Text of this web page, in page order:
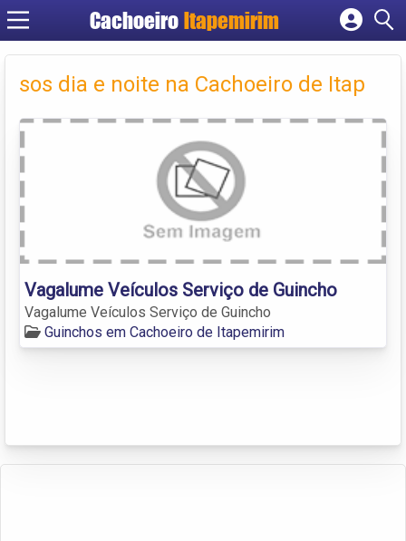
Cachoeiro Itapemirim
Cadastrar empresa
Criar conta
sos dia e noite na Cachoeiro de Itap
Vagalume Veículos Serviço de Guincho
Vagalume Veículos Serviço de Guincho
Guinchos em Cachoeiro de Itapemirim